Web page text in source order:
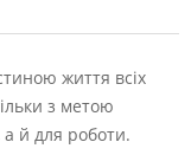
життя всіх
з метою
й для роботи.